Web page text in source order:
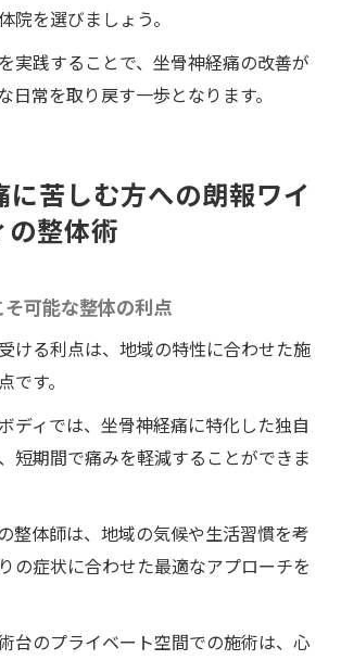
院を選びましょう。
実践することで、坐骨神経痛の改善が
日常を取り戻す一歩となります。
に苦しむ方への朗報ワイ
の整体術
可能な整体の利点
ける利点は、地域の特性に合わせた施
です。
ディでは、坐骨神経痛に特化した独自
短期間で痛みを軽減することができま
整体師は、地域の気候や生活習慣を考
の症状に合わせた最適なアプローチを
台のプライベート空間での施術は、心